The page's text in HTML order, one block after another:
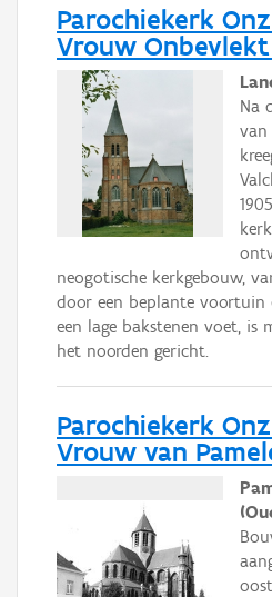
Parochiekerk
Vrouw
Na
van
neogotische kerkgebouw,
door een beplante voortuin
een lage bakstenen voet, is
het noorden gericht.
Parochiekerk
Vrouw van